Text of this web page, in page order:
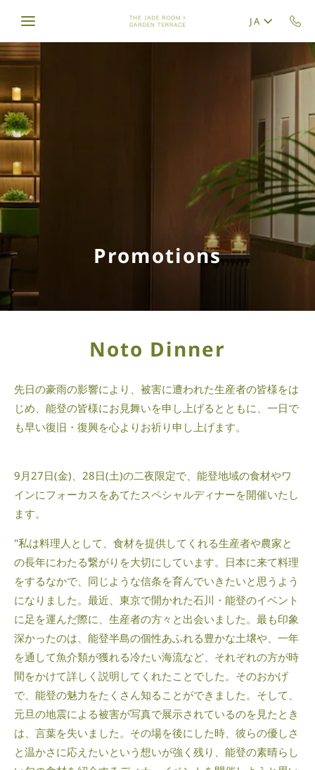
Skip to main content
JA
Promotions
Noto Dinner
先日の豪雨の影響により、被害に遭われた生産者の皆様をは
じめ、能登の皆様にお見舞いを申し上げるとともに、一日で
も早い復旧・復興を心よりお祈り申し上げます。
9月27日(金)、28日(土)の二夜限定で、能登地域の食材やワ
インにフォーカスをあてたスペシャルディナーを開催いたし
ます。
"私は料理人として、食材を提供してくれる生産者や農家と
の長年にわたる繋がりを大切にしています。日本に来て料理
をするなかで、同じような信条を育んでいきたいと思うよう
になりました。最近、東京で開かれた石川・能登のイベント
に足を運んだ際に、生産者の方々と出会いました。最も印象
深かったのは、能登半島の個性あふれる豊かな土壌や、一年
を通して魚介類が獲れる冷たい海流など、それぞれの方が時
間をかけて詳しく説明してくれたことでした。そのおかげ
で、能登の魅力をたくさん知ることができました。そして、
元旦の地震による被害が写真で展示されているのを見たとき
は、言葉を失いました。その場を後にした時、彼らの優しさ
と温かさに応えたいという想いが強く残り、能登の素晴らし